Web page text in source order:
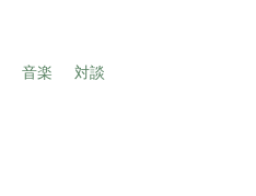
音楽 対談